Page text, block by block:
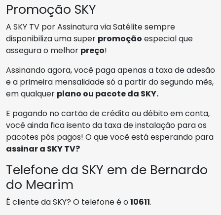
Promoção SKY
A SKY TV por Assinatura via Satélite sempre
disponibiliza uma super promoção especial que
assegura o melhor preço!
Assinando agora, você paga apenas a taxa de adesão
e a primeira mensalidade só a partir do segundo mês,
em qualquer plano ou pacote da SKY.
E pagando no cartão de crédito ou débito em conta,
você ainda fica isento da taxa de instalação para os
pacotes pós pagos! O que você está esperando para
assinar a SKY TV?
Telefone da SKY em de Bernardo
do Mearim
É cliente da SKY? O telefone é o10611.